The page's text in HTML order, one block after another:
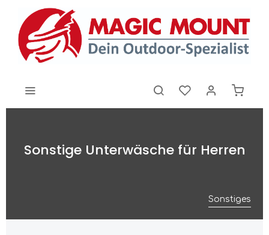
Sonstige Unterwäsche für Herren
Sonstiges